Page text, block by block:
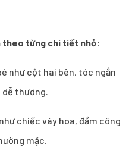
theo từng chi tiết nhỏ:
như cột hai bên, tóc ngắn
thương.
chiếc váy hoa, đầm công
mặc.